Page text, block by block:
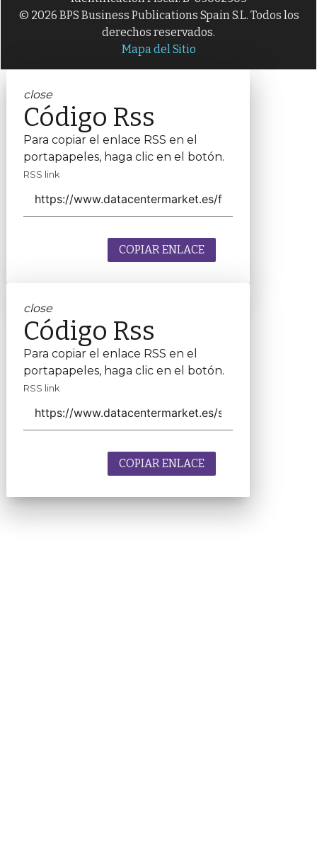
© 2026 BPS Business Publications Spain S.L. Todos los
derechos reservados.
Mapa del Sitio
close
Código Rss
Para copiar el enlace RSS en el
portapapeles, haga clic en el botón.
RSS link
COPIAR ENLACE
close
Código Rss
Para copiar el enlace RSS en el
portapapeles, haga clic en el botón.
RSS link
COPIAR ENLACE